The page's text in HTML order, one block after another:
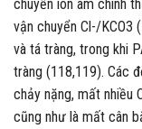
chuyển ion âm chính
vận chuyển Cl-/KCO3
và tá tràng, trong khi
tràng (118,119). Các
chảy nặng, mất nhiều
cũng như là mất cân